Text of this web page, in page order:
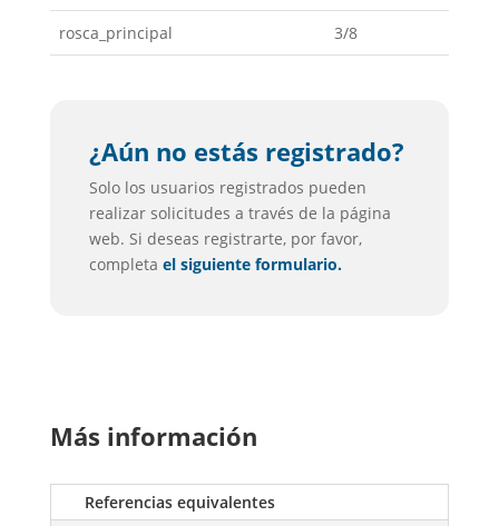
rosca_principal 3/8
¿Aún no estás registrado?
Solo los usuarios registrados pueden
realizar solicitudes a través de la página
web. Si deseas registrarte, por favor,
completa el siguiente formulario.
Más información
Referencias equivalentes